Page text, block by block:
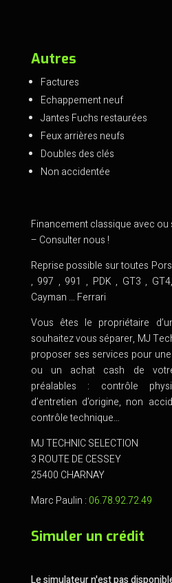
Autres
Factures
Echappement neuf
Jantes Fuchs restaurées
Feux arrières neufs
Doubles des clés
Non accidentée
Financement classique avec ou
– Consulter nous !
Reprise possible sur toutes
, 997 , 991 , PDK , GT3 ,
Cayman … Ferrari
Vous êtes le propriétaire
souhaitez vous séparer, MJ
proposer ses services pour
ou un achat cash de
préalables : contrôle
d’entretien d’origine, non
contrôle technique…
MJ TECHNIC SELECTION
3 ROUTE DE CESSEY
25400 CHARNAY
Marc Paulin : 06.78.92.72.49
Simuler un crédit
Le simulateur n'est pas